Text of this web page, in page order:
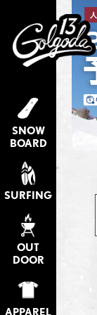
SNOW
BOARD
SURFING
OUT
DOOR
APPAREL
検索